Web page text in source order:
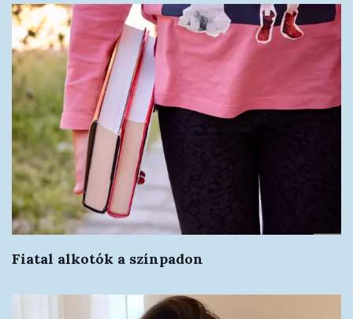
Fiatal alkotók a színpadon